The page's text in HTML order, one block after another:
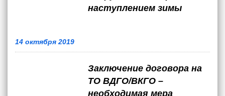
наступлением зимы
14 октября 2019
Заключение договора на
ТО ВДГО/ВКГО –
необходимая мера